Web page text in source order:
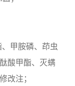
甲胺磷、茚虫
酸甲酯、灭螨
改注；